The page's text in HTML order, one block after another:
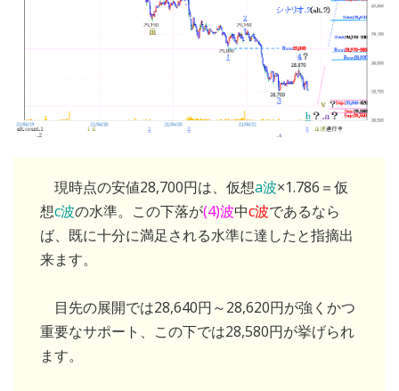
現時点の安値28,700円は、仮想a波×1.786＝仮
想c波の水準。この下落が(4)波中c波であるなら
ば、既に十分に満足される水準に達したと指摘出
来ます。
目先の展開では28,640円～28,620円が強くかつ
重要なサポート、この下では28,580円が挙げられ
ます。